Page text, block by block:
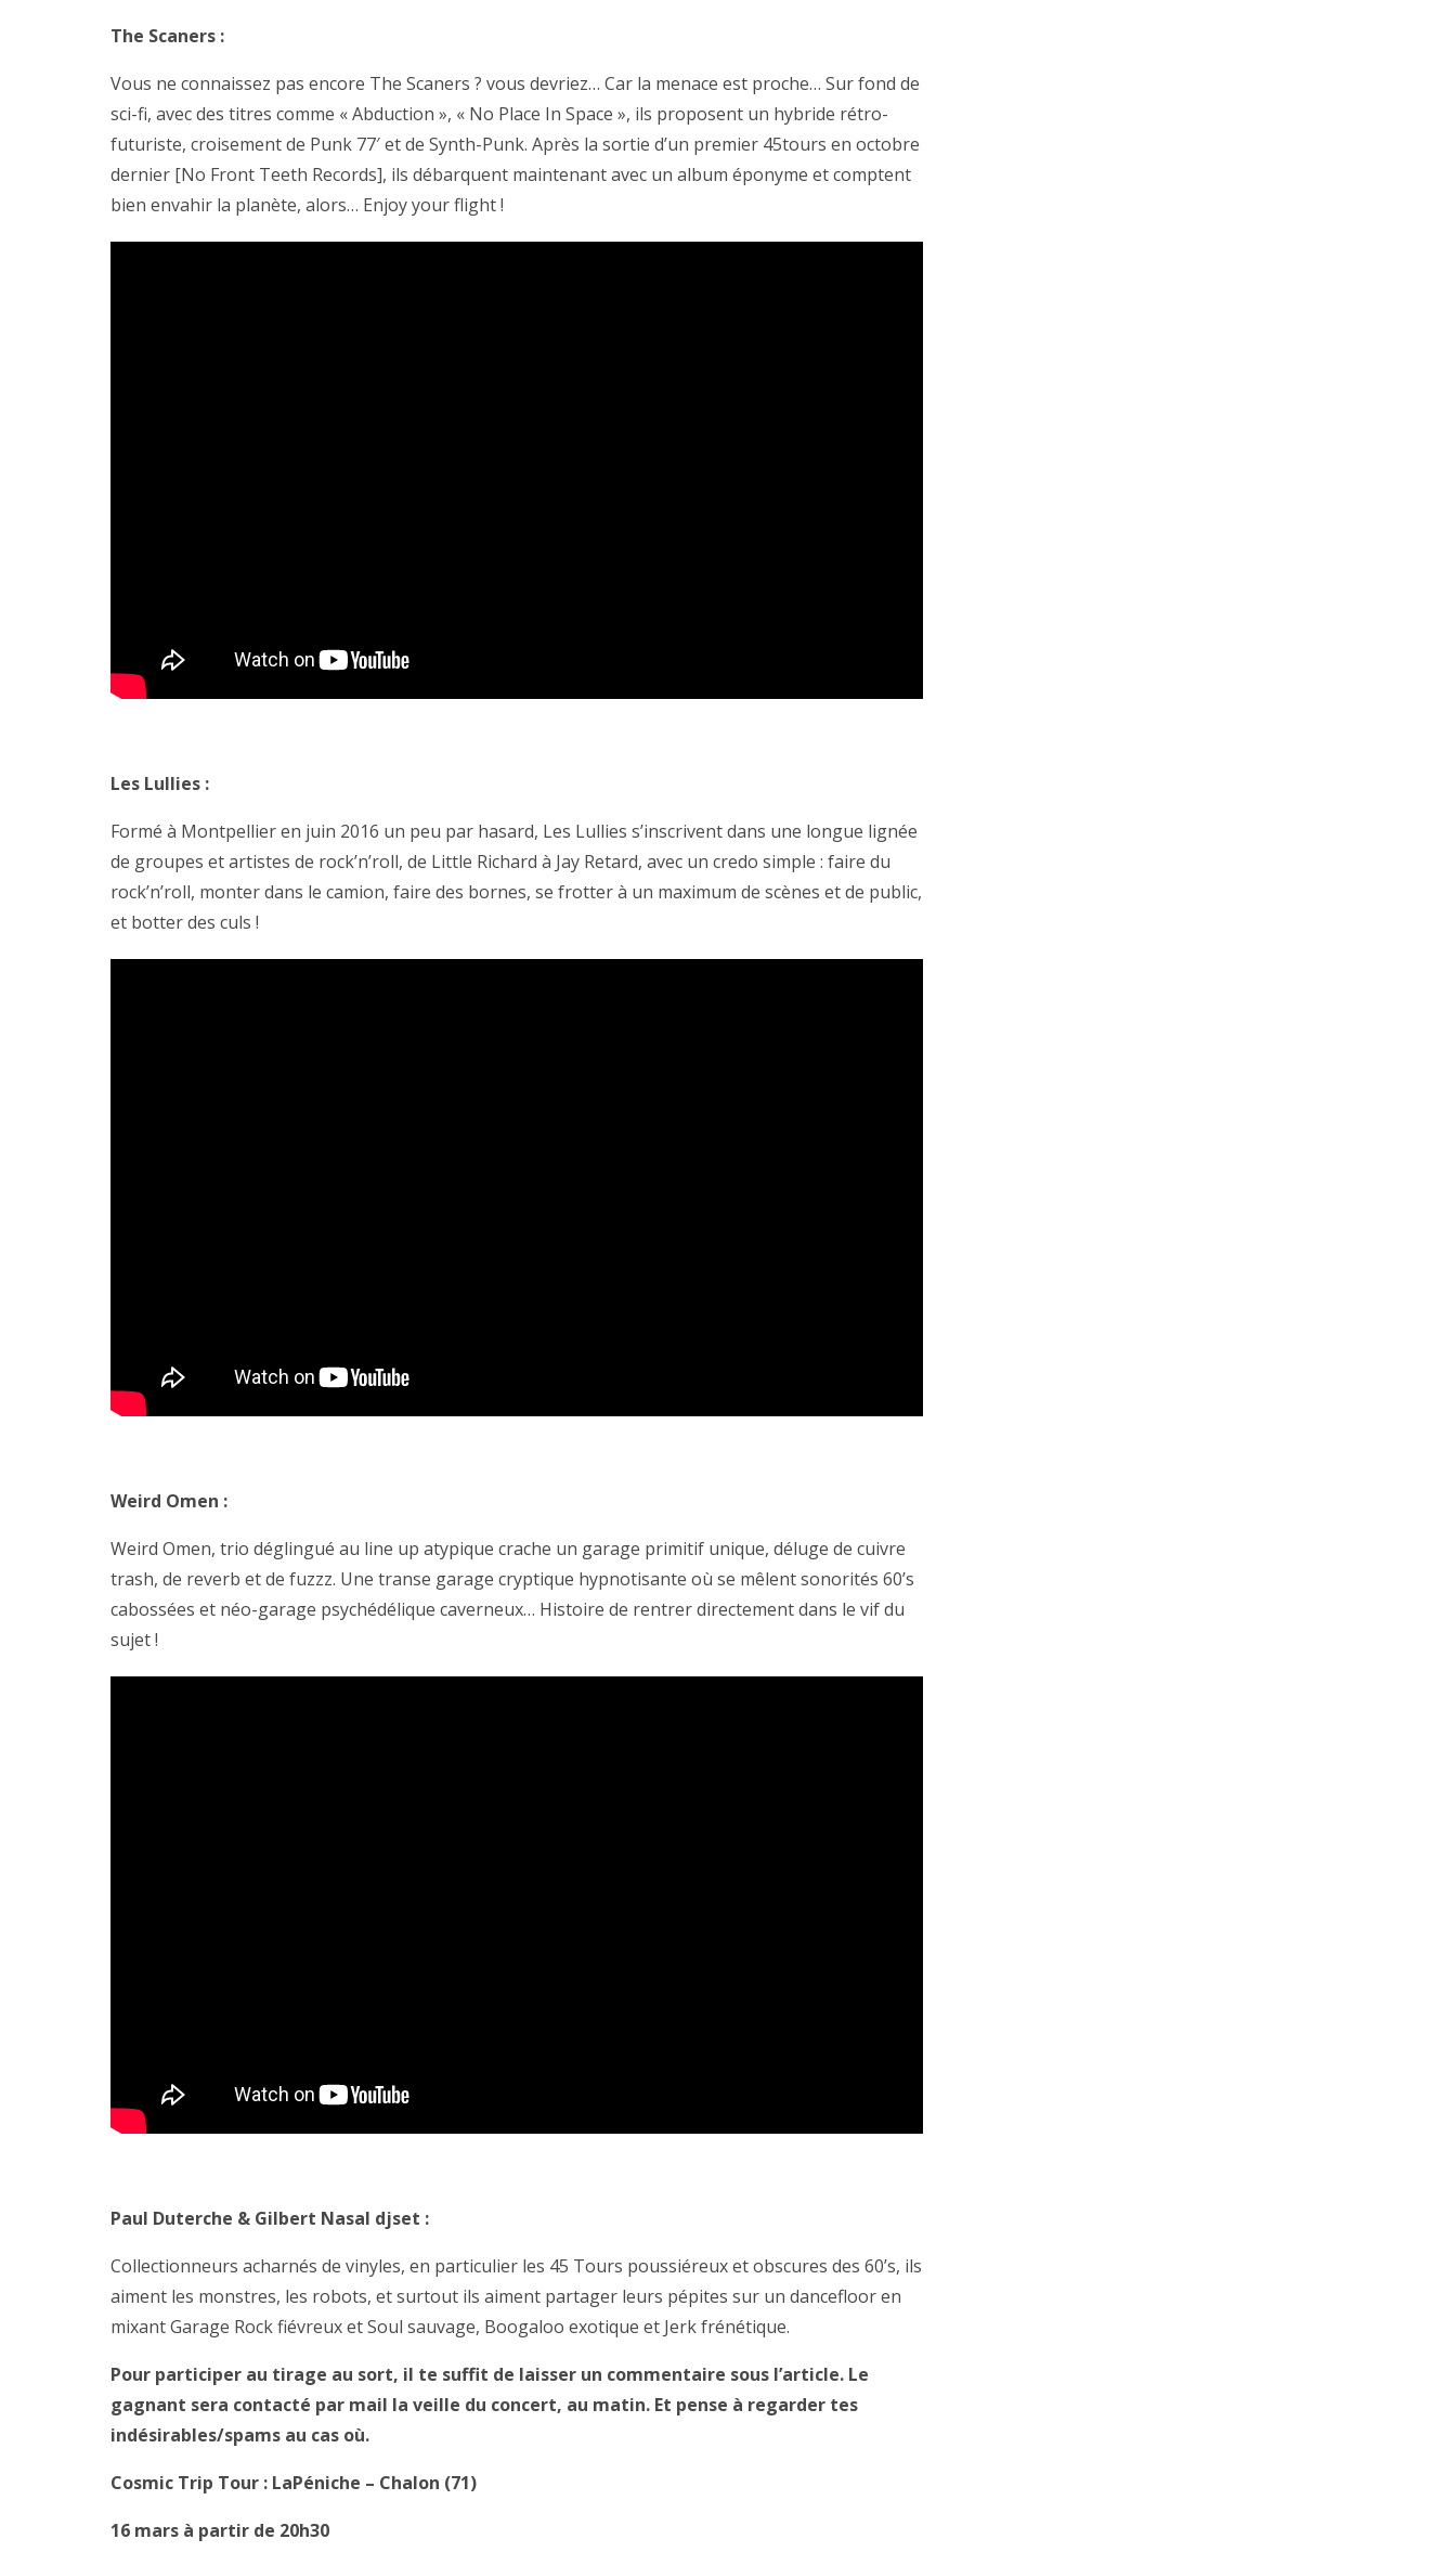
The Scaners :
Vous ne connaissez pas encore The Scaners ? vous devriez… Car la menace est proche… Sur fond de
sci-fi, avec des titres comme « Abduction », « No Place In Space », ils proposent un hybride rétro-
futuriste, croisement de Punk 77′ et de Synth-Punk. Après la sortie d’un premier 45tours en octobre
dernier [No Front Teeth Records], ils débarquent maintenant avec un album éponyme et comptent
bien envahir la planète, alors… Enjoy your flight !
Les Lullies :
Formé à Montpellier en juin 2016 un peu par hasard, Les Lullies s’inscrivent dans une longue lignée
de groupes et artistes de rock’n’roll, de Little Richard à Jay Retard, avec un credo simple : faire du
rock’n’roll, monter dans le camion, faire des bornes, se frotter à un maximum de scènes et de public,
et botter des culs !
Weird Omen :
Weird Omen, trio déglingué au line up atypique crache un garage primitif unique, déluge de cuivre
trash, de reverb et de fuzzz. Une transe garage cryptique hypnotisante où se mêlent sonorités 60’s
cabossées et néo-garage psychédélique caverneux… Histoire de rentrer directement dans le vif du
sujet !
Paul Duterche & Gilbert Nasal djset :
Collectionneurs acharnés de vinyles, en particulier les 45 Tours poussiéreux et obscures des 60’s, ils
aiment les monstres, les robots, et surtout ils aiment partager leurs pépites sur un dancefloor en
mixant Garage Rock fiévreux et Soul sauvage, Boogaloo exotique et Jerk frénétique.
Pour participer au tirage au sort, il te suffit de laisser un commentaire sous l’article. Le
gagnant sera contacté par mail la veille du concert, au matin. Et pense à regarder tes
indésirables/spams au cas où.
Cosmic Trip Tour : LaPéniche – Chalon (71)
16 mars à partir de 20h30